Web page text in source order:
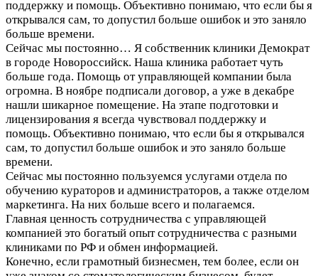
поддержку и помощь. Объективно понимаю, что если бы я
открывался сам, то допустил больше ошибок и это заняло
больше времени.
Сейчас мы постоянно… Я собственник клиники Демократ
в городе Новороссийск. Наша клиника работает чуть
больше года. Помощь от управляющей компании была
огромна. В ноябре подписали договор, а уже в декабре
нашли шикарное помещение. На этапе подготовки и
лицензирования я всегда чувствовал поддержку и
помощь. Объективно понимаю, что если бы я открывался
сам, то допустил больше ошибок и это заняло больше
времени.
Сейчас мы постоянно пользуемся услугами отдела по
обучению кураторов и администраторов, а также отделом
маркетинга. На них больше всего и полагаемся.
Главная ценность сотрудничества с управляющей
компанией это богатый опыт сотрудничества с разными
клиниками по РФ и обмен информацией.
Конечно, если грамотный бизнесмен, тем более, если он